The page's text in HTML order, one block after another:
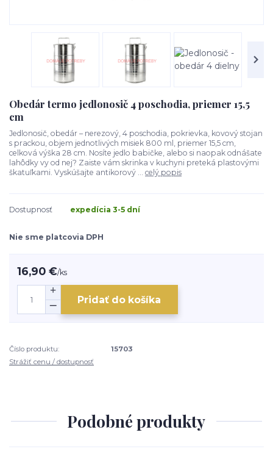
Obedár termo jedlonosič 4 poschodia, priemer 15,5
cm
Jedlonosič, obedár – nerezový, 4 poschodia, pokrievka, kovový stojan
s prackou, objem jednotlivých misiek 800 ml, priemer 15,5 cm,
celková výška 28 cm. Nosíte jedlo babičke, alebo si naopak odnášate
lahôdky vy od nej? Zaiste vám skrinka v kuchyni preteká plastovými
škatuľkami. Vyskúšajte antikorový ... celý popis
Dostupnosť expedícia 3-5 dní
Nie sme platcovia DPH
16,90 €/ks
Pridať do košíka
Číslo produktu:
15703
Strážiť cenu / dostupnosť
Podobné produkty